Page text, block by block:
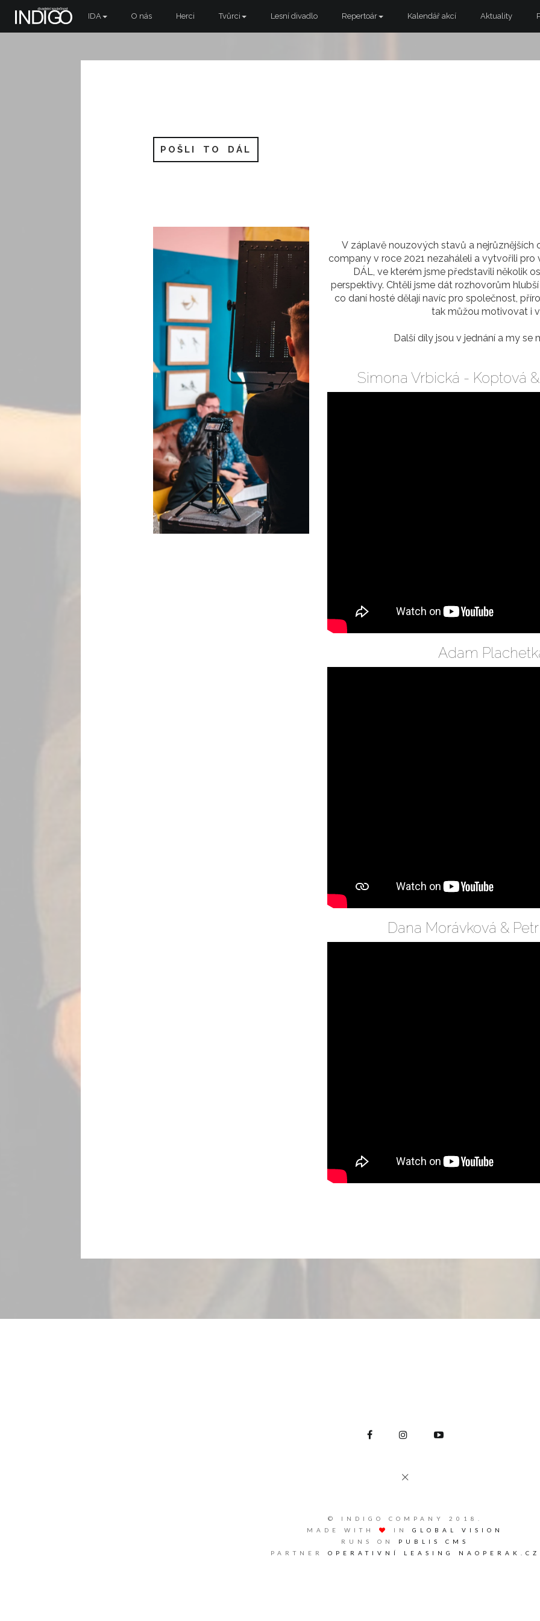
IDA O nás Herci Tvůrci Lesní divadlo Repertoár Kalendář akcí Aktuality
POŠLI TO DÁL
V záplavě nouzových stavů a nejrůznějších
company v roce 2021 nezaháleli a vytvořili pro
DÁL, ve kterém jsme představili několik
perspektivy. Chtěli jsme dát rozhovorům
co daní hosté dělají navíc pro společnost,
tak můžou motivovat i
Další díly jsou v jednání a my se
Simona Vrbická - Koptová
Adam
Dana Morávková &
© INDIGO COMPANY 2018.
MADE WITH
IN GLOBAL VISION
RUNS ON PUBLIS CMS
PARTNER OPERATIVNÍ LEASING NAOPERAK.CZ